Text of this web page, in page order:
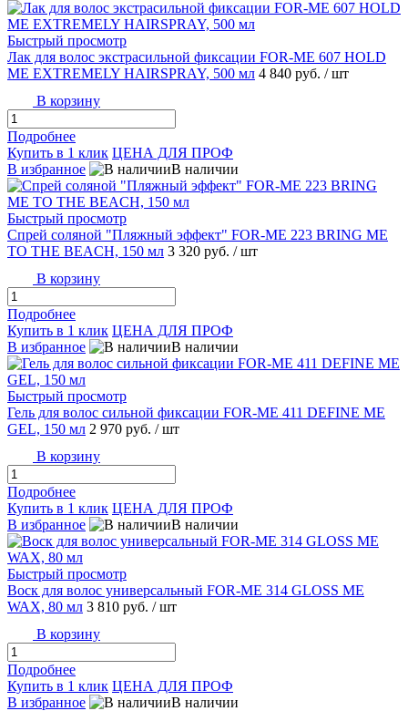
Быстрый просмотр
Лак для волос экстрасильной фиксации FOR-ME 607 HOLD
ME EXTREMELY HAIRSPRAY, 500 мл 4 840 руб. / шт
В корзину
Подробнее
Купить в 1 клик ЦЕНА ДЛЯ ПРОФ
В избранное
В наличии
Быстрый просмотр
Спрей соляной "Пляжный эффект" FOR-ME 223 BRING ME
TO THE BEACH, 150 мл 3 320 руб. / шт
В корзину
Подробнее
Купить в 1 клик ЦЕНА ДЛЯ ПРОФ
В избранное
В наличии
Быстрый просмотр
Гель для волос сильной фиксации FOR-ME 411 DEFINE ME
GEL, 150 мл 2 970 руб. / шт
В корзину
Подробнее
Купить в 1 клик ЦЕНА ДЛЯ ПРОФ
В избранное
В наличии
Быстрый просмотр
Воск для волос универсальный FOR-ME 314 GLOSS ME
WAX, 80 мл 3 810 руб. / шт
В корзину
Подробнее
Купить в 1 клик ЦЕНА ДЛЯ ПРОФ
В избранное
В наличии